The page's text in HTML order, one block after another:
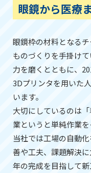
眼鏡から医療
眼鏡枠の材料となる
ものづくりを手掛け
力を磨くとともに、
3Dプリンタを用いた
います。
大切にしているのは
業というと単純作業
当社では工場の自動
善や工夫、課題解決
年の完成を目指して